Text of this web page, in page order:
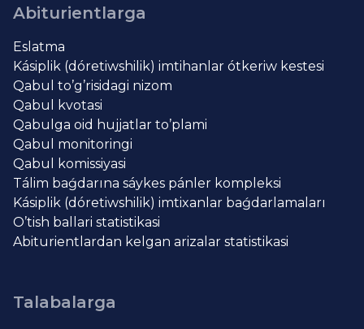
Abiturientlarga
Eslatma
Kásiplik (dóretiwshilik) imtihanlar ótkeriw kestesi
Qabul to’g’risidagi nizom
Qabul kvotasi
Qabulga oid hujjatlar to’plami
Qabul monitoringi
Qabul komissiyasi
Tálim baǵdarına sáykes pánler kompleksi
Kásiplik (dóretiwshilik) imtixanlar baǵdarlamaları
O’tish ballari statistikasi
Abiturientlardan kelgan arizalar statistikasi
Talabalarga